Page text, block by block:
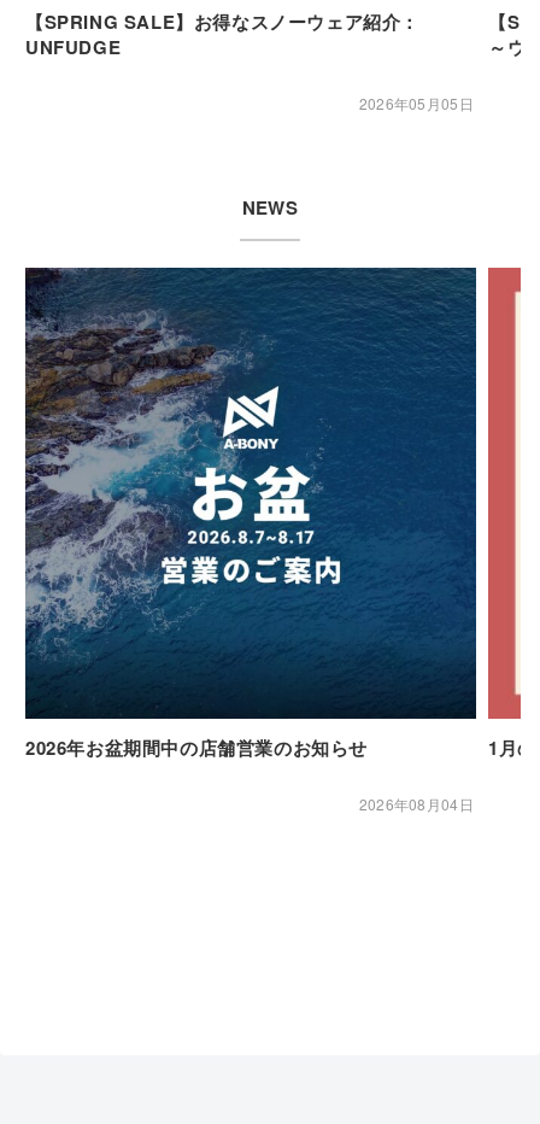
【SPRING SALE】お得なスノーウェア紹介：
UNFUDGE
2026年05月05日
【
～ウ
NEWS
2026年お盆期間中の店舗営業のお知らせ
2026年08月04日
1月